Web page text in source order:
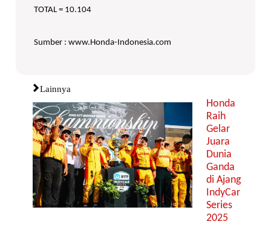
TOTAL = 10.104
Sumber : www.Honda-Indonesia.com
Lainnya
Honda
Raih
Gelar
Juara
Dunia
Ganda
di Ajang
IndyCar
Series
2025